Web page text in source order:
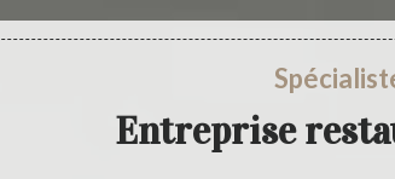
Entreprise